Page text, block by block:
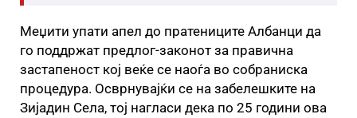
Меџити упати апел до пратениците Албанци да
го поддржат предлог-законот за правична
застапеност кој веќе се наоѓа во собраниска
процедура. Осврнувајќи се на забелешките на
Зијадин Села, тој нагласи дека по 25 години ова